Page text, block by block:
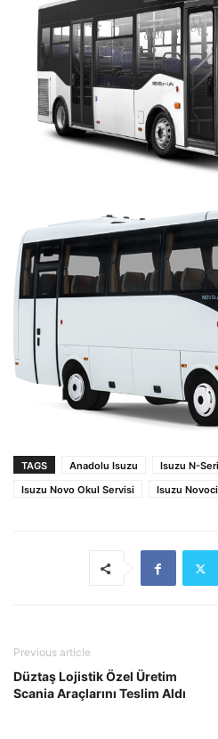
TAGS Anadolu Isuzu
Isuzu N-
Isuzu Novo Okul Servisi
Isuzu
Previous article
Düztaş Lojistik Özel Üretim
Scania Araçlarını Teslim Aldı